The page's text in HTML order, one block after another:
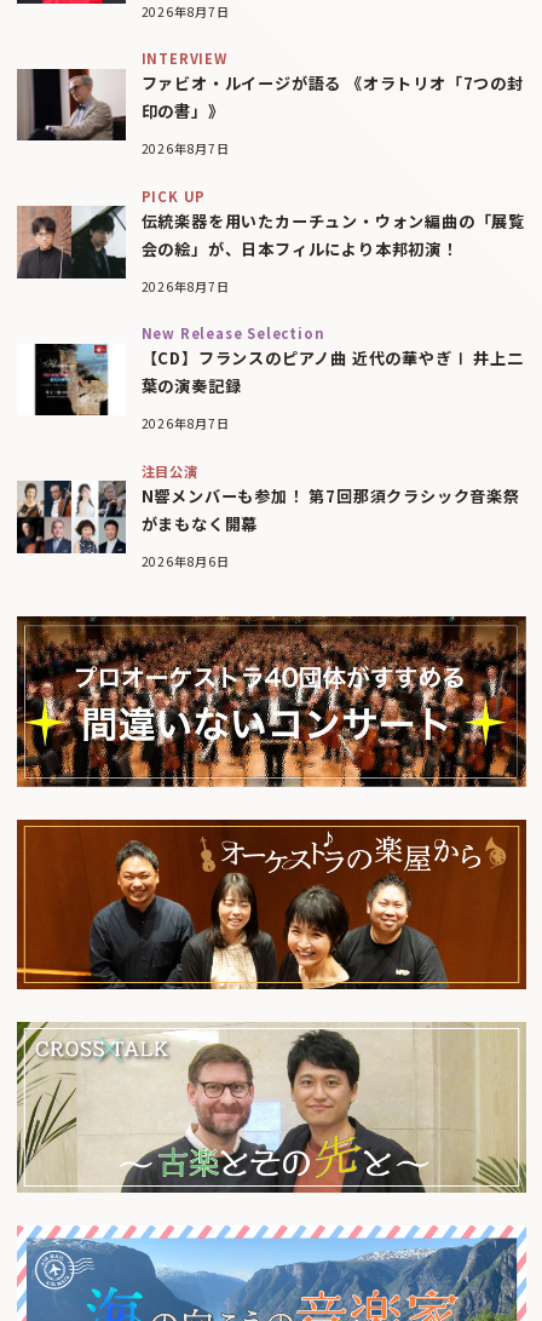
2026年8月7日
INTERVIEW
ファビオ・ルイージが語る 《オラトリオ「7つの封
印の書」》
2026年8月7日
PICK UP
伝統楽器を用いたカーチュン・ウォン編曲の「展覧
会の絵」が、日本フィルにより本邦初演！
2026年8月7日
New Release Selection
【CD】フランスのピアノ曲 近代の華やぎⅠ 井上二
葉の演奏記録
2026年8月7日
注目公演
N響メンバーも参加！ 第7回那須クラシック音楽祭
がまもなく開幕
2026年8月6日